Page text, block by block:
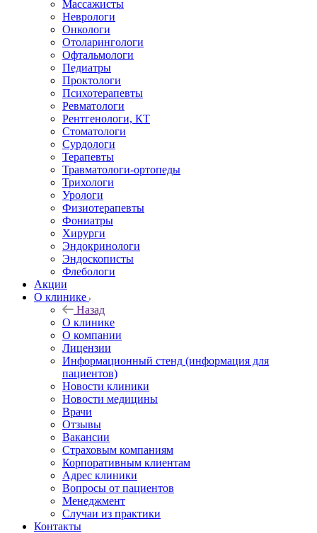
Массажисты
Неврологи
Онкологи
Отоларингологи
Офтальмологи
Педиатры
Проктологи
Психотерапевты
Ревматологи
Рентгенологи, КТ
Стоматологи
Сурдологи
Терапевты
Травматологи-ортопеды
Трихологи
Урологи
Физиотерапевты
Фониатры
Хирурги
Эндокринологи
Эндоскописты
Флебологи
Акции
О клинике
Назад
О клинике
О компании
Лицензии
Информационный стенд (информация для
пациентов)
Новости клиники
Новости медицины
Врачи
Отзывы
Вакансии
Страховым компаниям
Корпоративным клиентам
Адрес клиники
Вопросы от пациентов
Менеджмент
Случаи из практики
Контакты